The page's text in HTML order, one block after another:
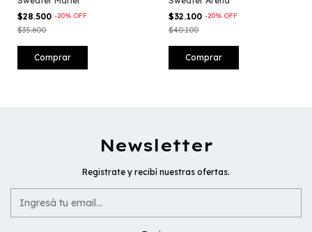
$28.500 -20% OFF
$35.600
Comprar
$32.100 -20% OFF
$40.100
Comprar
Newsletter
Registrate y recibí nuestras ofertas.